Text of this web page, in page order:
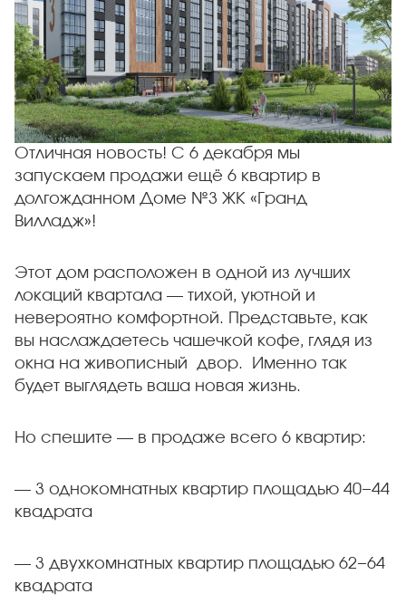
Отличная новость! С 6 декабря мы
запускаем продажи ещё 6 квартир в
долгожданном Доме №3 ЖК «Гранд
Вилладж»!
Этот дом расположен в одной из лучших
локаций квартала — тихой, уютной и
невероятно комфортной. Представьте, как
вы наслаждаетесь чашечкой кофе, глядя из
окна на живописный двор. Именно так
будет выглядеть ваша новая жизнь.
Но спешите — в продаже всего 6 квартир:
— 3 однокомнатных квартир площадью 40−44
квадрата
— 3 двухкомнатных квартир площадью 62−64
квадрата